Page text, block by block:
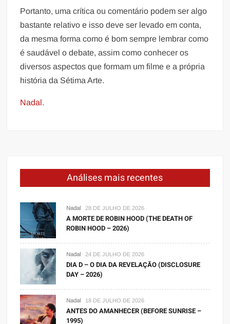
Portanto, uma crítica ou comentário podem ser algo
bastante relativo e isso deve ser levado em conta,
da mesma forma como é bom sempre lembrar como
é saudável o debate, assim como conhecer os
diversos aspectos que formam um filme e a própria
história da Sétima Arte.
Nadal.
Análises mais recentes
Nadal 28 DE JULHO DE 2026
A MORTE DE ROBIN HOOD (THE DEATH OF
ROBIN HOOD – 2026)
Nadal 24 DE JULHO DE 2026
DIA D – O DIA DA REVELAÇÃO (DISCLOSURE
DAY – 2026)
Nadal 18 DE JULHO DE 2026
ANTES DO AMANHECER (BEFORE SUNRISE –
1995)